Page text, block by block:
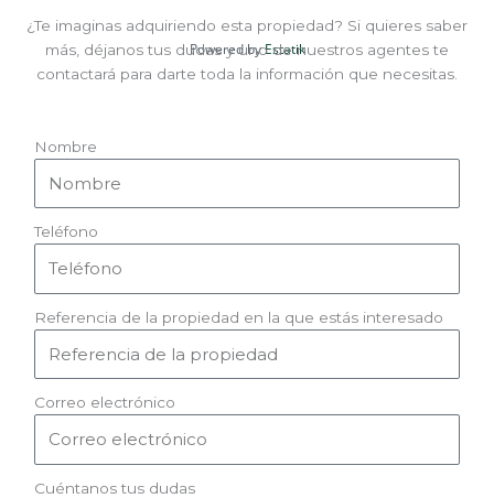
Powered byEstatik
¿Te imaginas adquiriendo esta propiedad? Si quieres saber
más, déjanos tus dudas y uno de nuestros agentes te
contactará para darte toda la información que necesitas.
Nombre
Teléfono
Referencia de la propiedad en la que estás interesado
Correo electrónico
Cuéntanos tus dudas